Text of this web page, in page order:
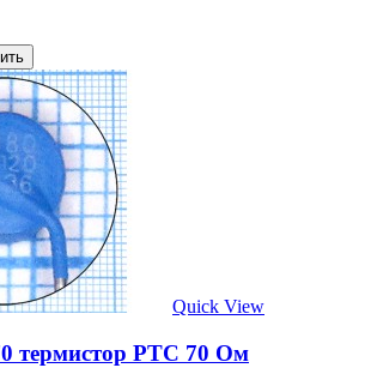
Quick View
термистор PTC 70 Ом